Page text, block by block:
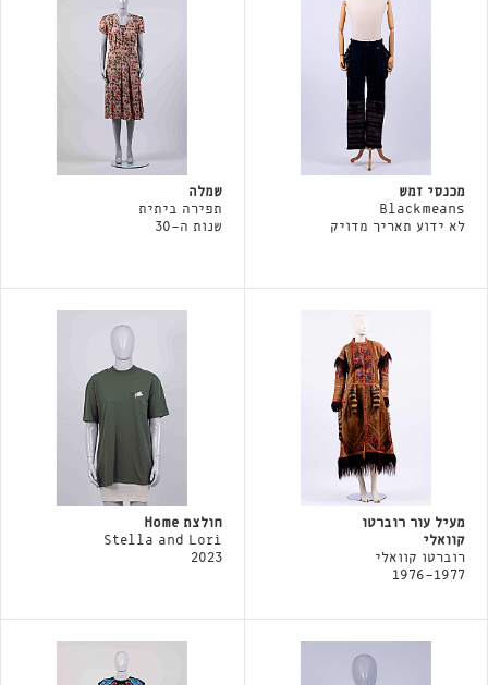
מכנסי זמש
Blackmeans
לא ידוע תאריך מדויק
שמלה
תפירה ביתית
שנות ה-30
מעיל עור רוברטו
קוואלי
רוברטו קוואלי
1976-1977
חולצת Home
Stella and Lori
2023